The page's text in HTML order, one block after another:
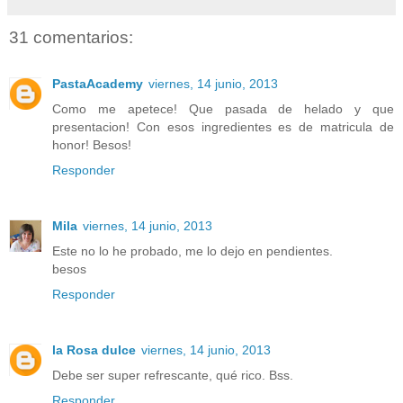
31 comentarios:
PastaAcademy viernes, 14 junio, 2013
Como me apetece! Que pasada de helado y que
presentacion! Con esos ingredientes es de matricula de
honor! Besos!
Responder
Mila viernes, 14 junio, 2013
Este no lo he probado, me lo dejo en pendientes.
besos
Responder
la Rosa dulce viernes, 14 junio, 2013
Debe ser super refrescante, qué rico. Bss.